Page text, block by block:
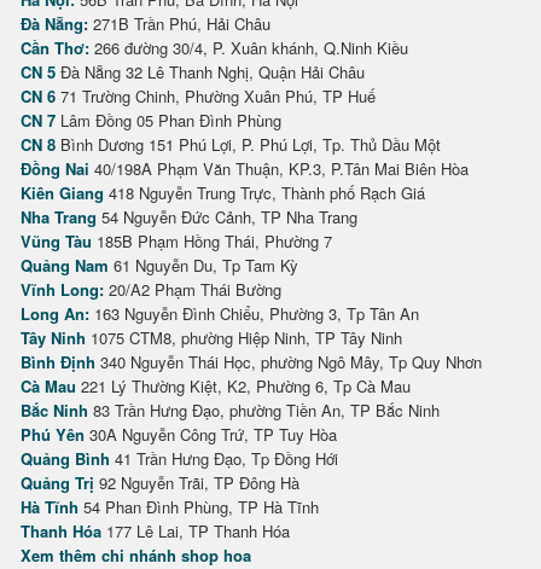
Đà Nẵng: 271B Trần Phú, Hải Châu
Cần Thơ: 266 đường 30/4, P. Xuân khánh, Q.Ninh Kiều
CN 5 Đà Nẵng 32 Lê Thanh Nghị, Quận Hải Châu
CN 6 71 Trường Chinh, Phường Xuân Phú, TP Huế
CN 7 Lâm Đồng 05 Phan Đình Phùng
CN 8 Bình Dương 151 Phú Lợi, P. Phú Lợi, Tp. Thủ Dầu Một
Đồng Nai 40/198A Phạm Văn Thuận, KP.3, P.Tân Mai Biên Hòa
Kiên Giang 418 Nguyễn Trung Trực, Thành phố Rạch Giá
Nha Trang 54 Nguyễn Đức Cảnh, TP Nha Trang
Vũng Tàu 185B Phạm Hồng Thái, Phường 7
Quảng Nam 61 Nguyễn Du, Tp Tam Kỳ
Vĩnh Long: 20/A2 Phạm Thái Bường
Long An: 163 Nguyễn Đình Chiểu, Phường 3, Tp Tân An
Tây Ninh 1075 CTM8, phường Hiệp Ninh, TP Tây Ninh
Bình Định 340 Nguyễn Thái Học, phường Ngô Mây, Tp Quy Nhơn
Cà Mau 221 Lý Thường Kiệt, K2, Phường 6, Tp Cà Mau
Bắc Ninh 83 Trần Hưng Đạo, phường Tiền An, TP Bắc Ninh
Phú Yên 30A Nguyễn Công Trứ, TP Tuy Hòa
Quảng Bình 41 Trần Hưng Đạo, Tp Đồng Hới
Quảng Trị 92 Nguyễn Trãi, TP Đông Hà
Hà Tĩnh 54 Phan Đình Phùng, TP Hà Tĩnh
Thanh Hóa 177 Lê Lai, TP Thanh Hóa
Xem thêm chi nhánh shop hoa